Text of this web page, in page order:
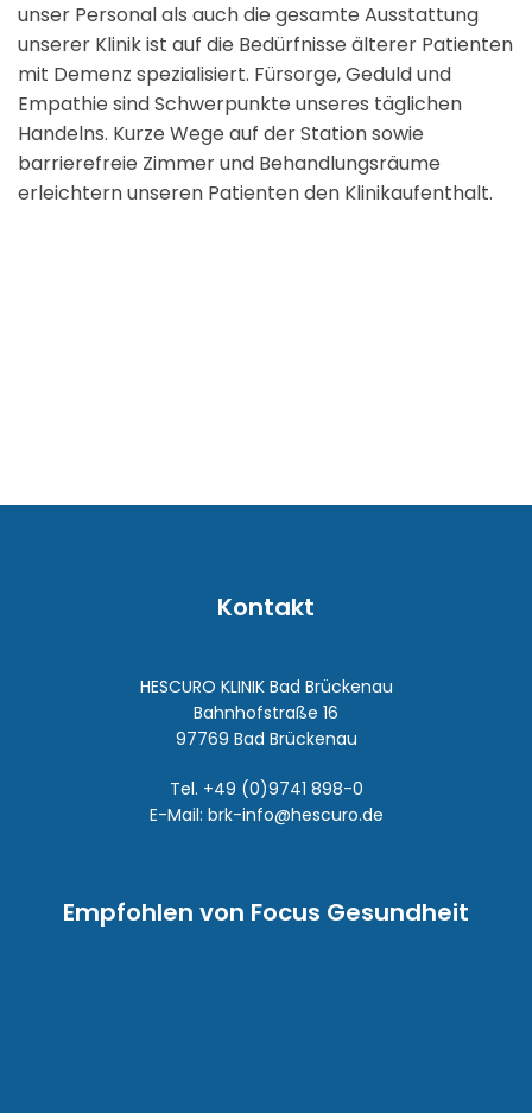
unser Personal als auch die gesamte Ausstattung
unserer Klinik ist auf die Bedürfnisse älterer Patienten
mit Demenz spezialisiert. Fürsorge, Geduld und
Empathie sind Schwerpunkte unseres täglichen
Handelns. Kurze Wege auf der Station sowie
barrierefreie Zimmer und Behandlungsräume
erleichtern unseren Patienten den Klinikaufenthalt.
Empfohlen von Focus Gesundheit
Kontakt
HESCURO KLINIK Bad Brückenau
Bahnhofstraße 16
97769 Bad Brückenau
Tel. +49 (0)9741 898-0
E-Mail: brk-info@hescuro.de